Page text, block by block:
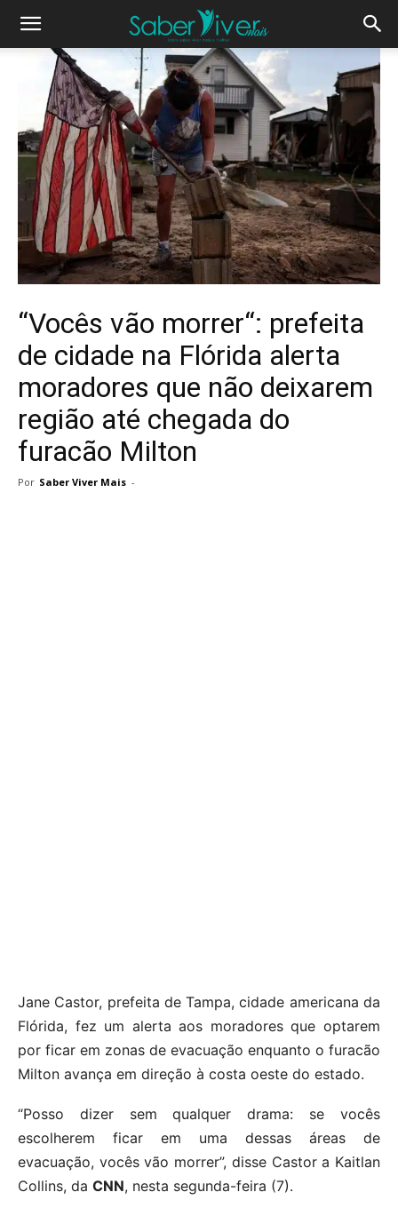
“Vocês vão morrer“: prefeita
de cidade na Flórida alerta
moradores que não deixarem
região até chegada do
furacão Milton
Por Saber Viver Mais -
Jane Castor, prefeita de Tampa, cidade americana da
Flórida, fez um alerta aos moradores que optarem
por ficar em zonas de evacuação enquanto o furacão
Milton avança em direção à costa oeste do estado.
“Posso dizer sem qualquer drama: se vocês
escolherem ficar em uma dessas áreas de
evacuação, vocês vão morrer”, disse Castor a Kaitlan
Collins, da CNN, nesta segunda-feira (7).